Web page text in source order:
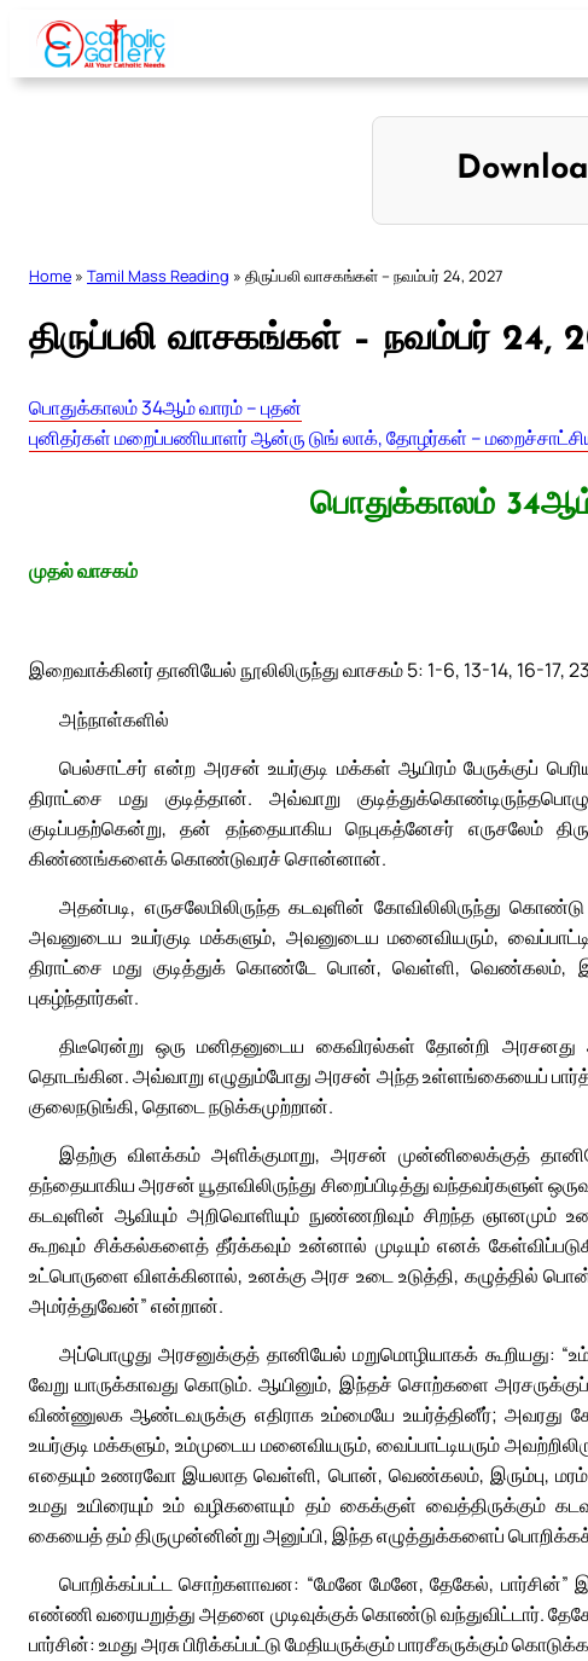
Skip
content
Home » Tamil Mass Reading » திருப்பலி வாசகங்கள் – நவம்பர் 24, 2027
திருப்பலி வாசகங்கள் – நவம்பர் 24,
பொதுக்காலம் 34ஆம் வாரம் – புதன்
புனிதர்கள் மறைப்பணியாளர் ஆன்ரு டுங் லாக், தோழர்கள் –
பொதுக்காலம்
முதல் வாசகம்
இறைவாக்கினர் தானியேல் நூலிலிருந்து வாசகம் 5: 1-6, 13-14, 16-17,
அந்நாள்களில்
பெல்சாட்சர் என்ற அரசன் உயர்குடி மக்கள் ஆயிரம் பேருக்குப்
திராட்சை மது குடித்தான். அவ்வாறு
குடிப்பதற்கென்று, தன் தந்தையாகிய நெபுகத்னேசர் எருசலேம்
கிண்ணங்களைக் கொண்டுவரச் சொன்னான்.
அதன்படி, எருசலேமிலிருந்த கடவுளின் கோவிலிலிருந்து
அவனுடைய உயர்குடி மக்களும், அவனுடைய மனைவியரும்,
திராட்சை மது குடித்துக் கொண்டே பொன், வெள்ளி, வெண்கலம்,
புகழ்ந்தார்கள்.
திடீரென்று ஒரு மனிதனுடைய கைவிரல்கள் தோன்றி அரசனது
தொடங்கின. அவ்வாறு எழுதும்போது அரசன் அந்த உள்ளங்கையைப்
குலைநடுங்கி, தொடை நடுக்கமுற்றான்.
இதற்கு விளக்கம் அளிக்குமாறு, அரசன் முன்னிலைக்குத்
தந்தையாகிய அரசன் யூதாவிலிருந்து சிறைப்பிடித்து வந்தவர்களுள்
கடவுளின் ஆவியும் அறிவொளியும் நுண்ணறிவும் சிறந்த
கூறவும் சிக்கல்களைத் தீர்க்கவும் உன்னால் முடியும் எனக்
உட்பொருளை விளக்கினால், உனக்கு அரச உடை உடுத்தி, கழுத்தில்
அமர்த்துவேன்” என்றான்.
அப்பொழுது அரசனுக்குத் தானியேல் மறுமொழியாகக் கூறியது:
வேறு யாருக்காவது கொடும். ஆயினும், இந்தச் சொற்களை
விண்ணுலக ஆண்டவருக்கு எதிராக உம்மையே உயர்த்தினீர்;
உயர்குடி மக்களும், உம்முடைய மனைவியரும், வைப்பாட்டியரும்
எதையும் உணரவோ இயலாத வெள்ளி, பொன், வெண்கலம், இரும்பு,
உமது உயிரையும் உம் வழிகளையும் தம் கைக்குள்
கையைத் தம் திருமுன்னின்று அனுப்பி, இந்த எழுத்துக்களைப்
பொறிக்கப்பட்ட சொற்களாவன: “மேனே மேனே, தேகேல், பார்சின்”
எண்ணி வரையறுத்து அதனை முடிவுக்குக் கொண்டு வந்துவிட்டார்.
பார்சின்: உமது அரசு பிரிக்கப்பட்டு மேதியருக்கும் பாரசீகருக்கும்